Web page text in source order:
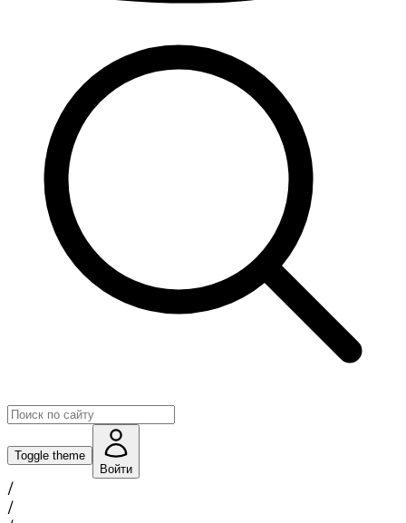
Toggle theme
Войти
/
/